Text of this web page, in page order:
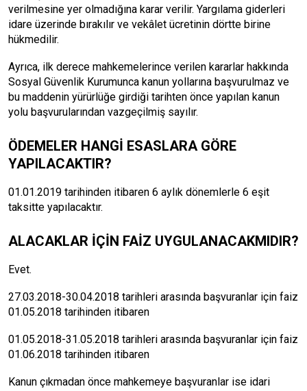
verilmesine yer olmadığına karar verilir. Yargılama giderleri
idare üzerinde bırakılır ve vekâlet ücretinin dörtte birine
hükmedilir.
Ayrıca, ilk derece mahkemelerince verilen kararlar hakkında
Sosyal Güvenlik Kurumunca kanun yollarına başvurulmaz ve
bu maddenin yürürlüğe girdiği tarihten önce yapılan kanun
yolu başvurularından vazgeçilmiş sayılır.
ÖDEMELER HANGİ ESASLARA GÖRE
YAPILACAKTIR?
01.01.2019 tarihinden itibaren 6 aylık dönemlerle 6 eşit
taksitte yapılacaktır.
ALACAKLAR İÇİN FAİZ UYGULANACAKMIDIR?
Evet.
27.03.2018-30.04.2018 tarihleri arasında başvuranlar için faiz
01.05.2018 tarihinden itibaren
01.05.2018-31.05.2018 tarihleri arasında başvuranlar için faiz
01.06.2018 tarihinden itibaren
Kanun çıkmadan önce mahkemeye başvuranlar ise idari